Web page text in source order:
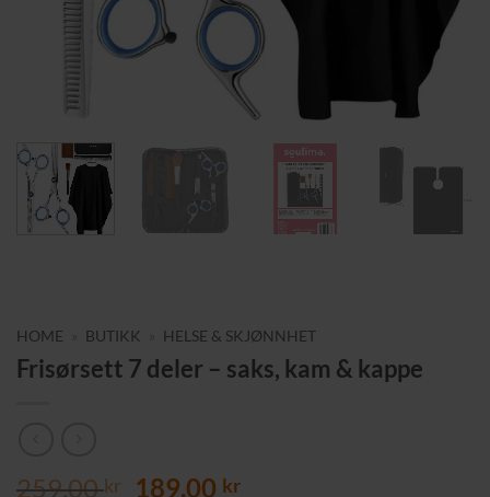
HOME BUTIKK HELSE & SKJØNNHET
Frisørsett 7 deler – saks, kam & kappe
259,00kr
Opprinnelig
189,00 krNåværende